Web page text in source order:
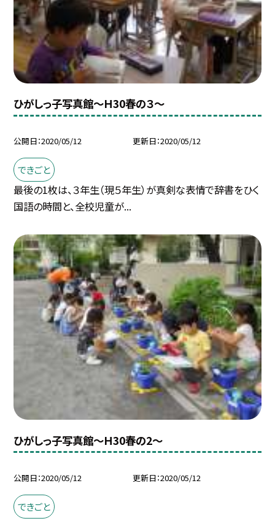
ひがしっ子写真館〜Ｈ30春の３〜
公開日 2020/05/12 更新日 2020/05/12
できごと
最後の1枚は、３年生（現５年生）が真剣な表情で辞書をひく
国語の時間と、全校児童が...
ひがしっ子写真館〜Ｈ30春の2〜
公開日 2020/05/12 更新日 2020/05/12
できごと